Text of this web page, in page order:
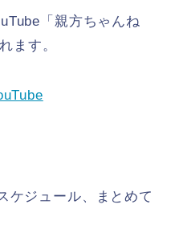
「親方ちゃんね
ます。
ケジュール、まとめて